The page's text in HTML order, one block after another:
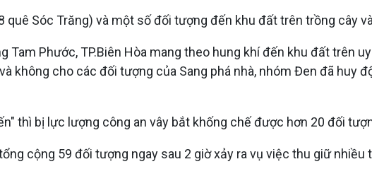
quê Sóc Trăng) và một số đối tượng đến khu đất trên trồng cây
Tam Phước, TP.Biên Hòa mang theo hung khí đến khu đất trên
không cho các đối tượng của Sang phá nhà, nhóm Đen đã huy
thì bị lực lượng công an vây bắt khống chế được hơn 20 đối
cộng 59 đối tượng ngay sau 2 giờ xảy ra vụ việc thu giữ